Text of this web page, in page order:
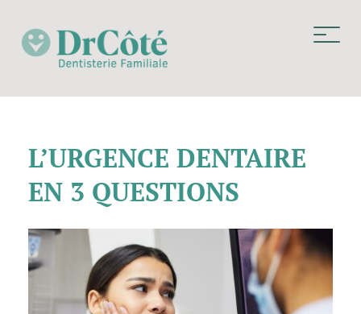
L’URGENCE DENTAIRE
EN 3 QUESTIONS